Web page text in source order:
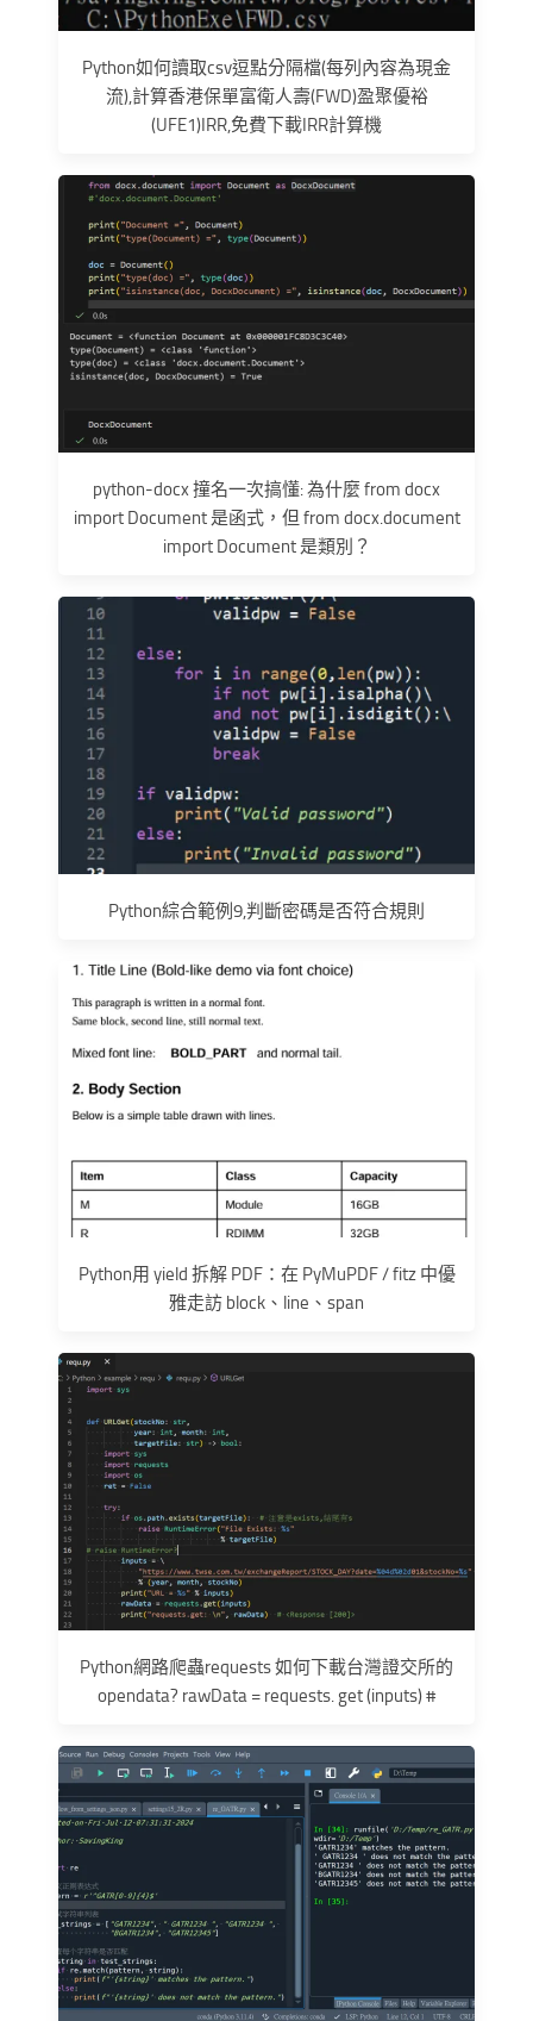
Python如何讀取csv逗點分隔檔(每列內容為現金
流),計算香港保單富衛人壽(FWD)盈聚優裕
(UFE1)IRR,免費下載IRR計算機
python-docx 撞名一次搞懂: 為什麼 from docx
import Document 是函式，但 from docx.document
import Document 是類別？
Python綜合範例9,判斷密碼是否符合規則
Python用 yield 拆解 PDF：在 PyMuPDF / fitz 中優
雅走訪 block、line、span
Python網路爬蟲requests 如何下載台灣證交所的
opendata? rawData = requests. get (inputs) #